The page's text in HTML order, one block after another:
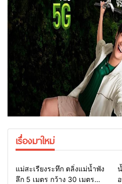
เรื่องมาใหม่
Home รอบรั้วทั่วไทย
แม่สะเรียงระทึก ตลิ่งแม่น้ำพัง
ลึก 5 เมตร กว้าง 30 เมตร